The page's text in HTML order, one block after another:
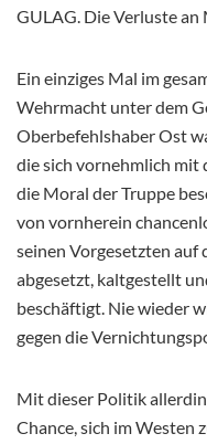
GULAG. Die Verluste an
Ein einziges Mal im
Wehrmacht unter dem
Oberbefehlshaber Ost
die sich vornehmlich mit
die Moral der Truppe
von vornherein
seinen Vorgesetzten auf
abgesetzt, kaltgestellt
beschäftigt. Nie wieder
gegen die
Mit dieser Politik
Chance, sich im Westen